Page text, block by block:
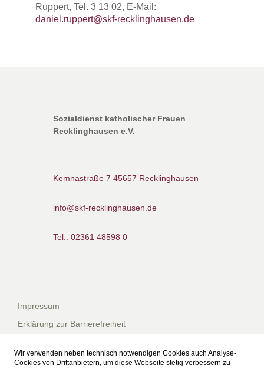
Wir verwenden neben technisch notwendigen Cookies auch Analyse-
Cookies von Drittanbietern, um diese Webseite stetig verbessern zu
Ruppert, Tel. 3 13 02, E-Mail:
daniel.ruppert@skf-recklinghausen.de
Sozialdienst katholischer Frauen
Recklinghausen e.V.
Kemnastraße 7 45657 Recklinghausen
info@skf-recklinghausen.de
Tel.: 02361 48598 0
Impressum
Erklärung zur Barrierefreiheit
Datenschutzerklärung für die Facebook-Seite